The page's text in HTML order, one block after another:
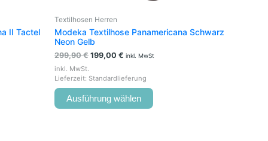
II Tactel
Textilhosen Herren
Modeka Textilhose Panamericana Schwarz
Neon Gelb
299,90€ 199,00 € inkl. MwSt
inkl. MwSt.
Lieferzeit: Standardlieferung
Ausführung wählen